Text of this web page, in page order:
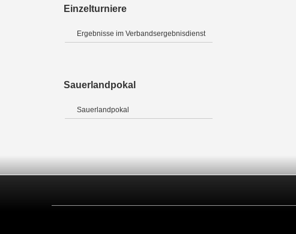
Einzelturniere
Ergebnisse im Verbandsergebnisdienst
Sauerlandpokal
Sauerlandpokal